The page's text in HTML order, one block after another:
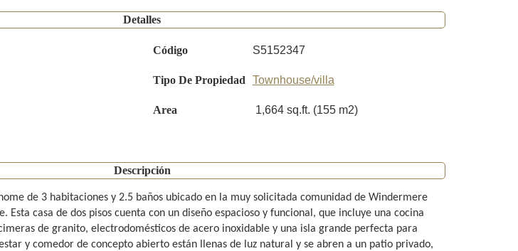
Detalles
Código S5152347
Tipo De Propiedad Townhouse/villa
Area 1,664 sq.ft. (155 m2)
Descripción
de 3 habitaciones y 2.5 baños ubicado en la muy solicitada comunidad de Windermere
Esta casa de dos pisos cuenta con un diseño espacioso y funcional, que incluye una cocina
de granito, electrodomésticos de acero inoxidable y una isla grande perfecta para
y comedor de concepto abierto están llenas de luz natural y se abren a un patio privado,